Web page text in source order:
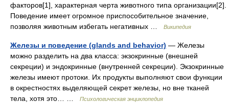
факторов[1], характерная черта животного типа организации[2].
Поведение имеет огромное приспособительное значение,
позволяя животным избегать негативных …
Википедия
Железы и поведение (glands and behavior) — Железы
можно разделить на два класса: экзокринные (внешней
секреции) и эндокринные (внутренней секреции). Экзокринные
железы имеют протоки. Их продукты выполняют свои функции
в окрестностях выделяющей секрет железы, но вне тканей
тела, хотя это… …
Психологическая энциклопедия